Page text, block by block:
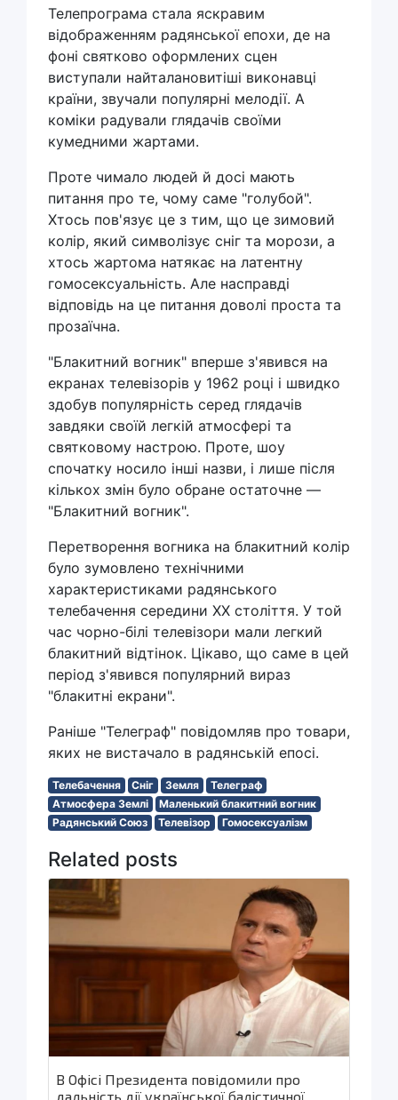
Телепрограма стала яскравим
відображенням радянської епохи, де на
фоні святково оформлених сцен
виступали найталановитіші виконавці
країни, звучали популярні мелодії. А
коміки радували глядачів своїми
кумедними жартами.
Проте чимало людей й досі мають
питання про те, чому саме "голубой".
Хтось пов'язує це з тим, що це зимовий
колір, який символізує сніг та морози, а
хтось жартома натякає на латентну
гомосексуальність. Але насправді
відповідь на це питання доволі проста та
прозаїчна.
"Блакитний вогник" вперше з'явився на
екранах телевізорів у 1962 році і швидко
здобув популярність серед глядачів
завдяки своїй легкій атмосфері та
святковому настрою. Проте, шоу
спочатку носило інші назви, і лише після
кількох змін було обране остаточне —
"Блакитний вогник".
Перетворення вогника на блакитний колір
було зумовлено технічними
характеристиками радянського
телебачення середини XX століття. У той
час чорно-білі телевізори мали легкий
блакитний відтінок. Цікаво, що саме в цей
період з'явився популярний вираз
"блакитні екрани".
Раніше "Телеграф" повідомляв про товари,
яких не вистачало в радянській епосі.
Телебачення Сніг Земля
Телеграф
Атмосфера Землі
Маленький блакитний вогник
Радянський Союз
Телевізор Гомосексуалізм
Related posts
В Офісі Президента повідомили про
дальність дії української балістичної